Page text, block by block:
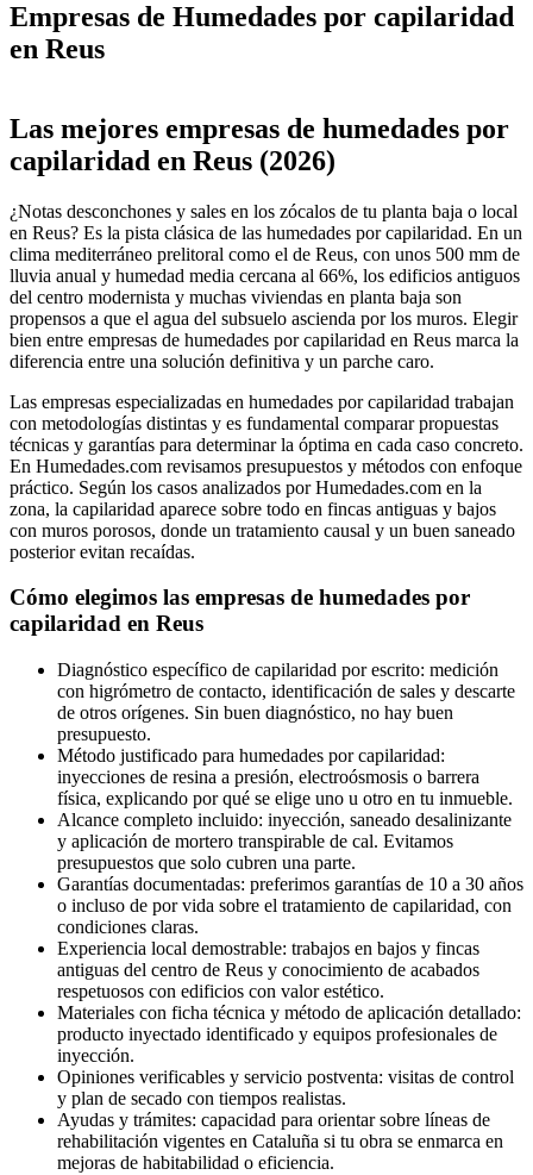
Empresas de Humedades por capilaridad
en Reus
+
−
Las mejores empresas de humedades por
capilaridad en Reus (2026)
¿Notas desconchones y sales en los zócalos de tu planta baja o local
en Reus? Es la pista clásica de las humedades por capilaridad. En un
clima mediterráneo prelitoral como el de Reus, con unos 500 mm de
lluvia anual y humedad media cercana al 66%, los edificios antiguos
del centro modernista y muchas viviendas en planta baja son
propensos a que el agua del subsuelo ascienda por los muros. Elegir
bien entre empresas de humedades por capilaridad en Reus marca la
diferencia entre una solución definitiva y un parche caro.
Las empresas especializadas en humedades por capilaridad trabajan
con metodologías distintas y es fundamental comparar propuestas
técnicas y garantías para determinar la óptima en cada caso concreto.
En Humedades.com revisamos presupuestos y métodos con enfoque
práctico. Según los casos analizados por Humedades.com en la
zona, la capilaridad aparece sobre todo en fincas antiguas y bajos
con muros porosos, donde un tratamiento causal y un buen saneado
posterior evitan recaídas.
Cómo elegimos las empresas de humedades por
capilaridad en Reus
Diagnóstico específico de capilaridad por escrito: medición
con higrómetro de contacto, identificación de sales y descarte
de otros orígenes. Sin buen diagnóstico, no hay buen
presupuesto.
Método justificado para humedades por capilaridad:
inyecciones de resina a presión, electroósmosis o barrera
física, explicando por qué se elige uno u otro en tu inmueble.
Alcance completo incluido: inyección, saneado desalinizante
y aplicación de mortero transpirable de cal. Evitamos
presupuestos que solo cubren una parte.
Garantías documentadas: preferimos garantías de 10 a 30 años
o incluso de por vida sobre el tratamiento de capilaridad, con
condiciones claras.
Experiencia local demostrable: trabajos en bajos y fincas
antiguas del centro de Reus y conocimiento de acabados
respetuosos con edificios con valor estético.
Materiales con ficha técnica y método de aplicación detallado:
producto inyectado identificado y equipos profesionales de
inyección.
Opiniones verificables y servicio postventa: visitas de control
y plan de secado con tiempos realistas.
Ayudas y trámites: capacidad para orientar sobre líneas de
rehabilitación vigentes en Cataluña si tu obra se enmarca en
mejoras de habitabilidad o eficiencia.